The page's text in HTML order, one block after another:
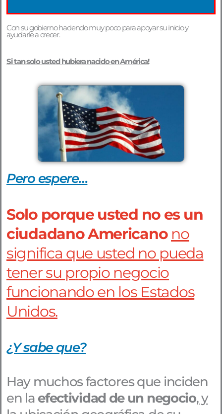
Con su gobierno haciendo muy poco para apoyar su inicio y
ayudarle a crecer.
Si tan solo usted hubiera nacido en América!
Pero espere…
Solo porque usted no es un
ciudadano Americano no
significa que usted no pueda
tener su propio negocio
funcionando en los Estados
Unidos.
¿Y sabe que?
Hay muchos factores que inciden
en la efectividad de un negocio, y